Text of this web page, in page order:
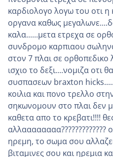
καρδιολογο λογω του οτι
οργανα καθως
καλα......μετα ετρεχα σε
συνδρομο καρπιαου
στον 7 πλαι σε
ισχιο το δεξι....νομιζα
συσπασεων braxton
κοιλια και πονο τρελλο
σηκωνομουν στο πλαι δεν
καθετα απο το κρεβατι!!!!
αλλαααααααα?????????????
ηρεμη, το σωμα σου
βιταμινες σου και ηρεμια